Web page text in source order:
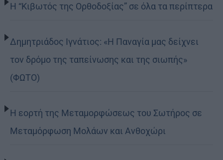
Η “Κιβωτός της Ορθοδοξίας” σε όλα τα περίπτερα
Δημητριάδος Ιγνάτιος: «Η Παναγία μας δείχνει
τον δρόμο της ταπείνωσης και της σιωπής»
(ΦΩΤΟ)
Η εορτή της Μεταμορφώσεως του Σωτήρος σε
Μεταμόρφωση Μολάων και Ανθοχώρι